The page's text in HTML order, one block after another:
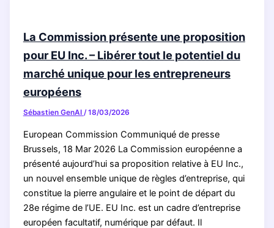
ressources
La Commission présente une proposition
pour EU Inc. – Libérer tout le potentiel du
marché unique pour les entrepreneurs
européens
Sébastien GenAI /18/03/2026
European Commission Communiqué de presse
Brussels, 18 Mar 2026 La Commission européenne a
présenté aujourd’hui sa proposition relative à EU Inc.,
un nouvel ensemble unique de règles d’entreprise, qui
constitue la pierre angulaire et le point de départ du
28e régime de l’UE. EU Inc. est un cadre d’entreprise
européen facultatif, numérique par défaut. Il